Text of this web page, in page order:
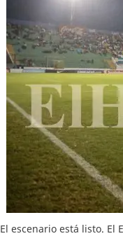
El escenario está listo. El